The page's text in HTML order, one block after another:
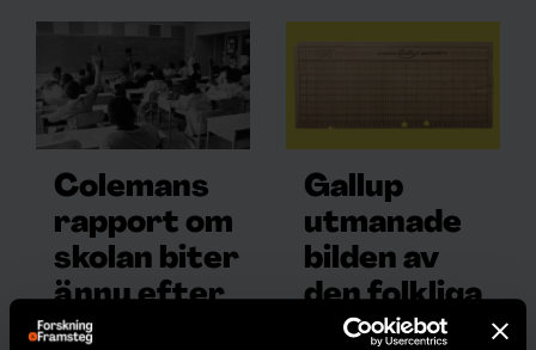
Colemans
rapport om
skolan biter
ännu efter
60 år
Gallup
utmanade
bilden av
den folkliga
opinionen